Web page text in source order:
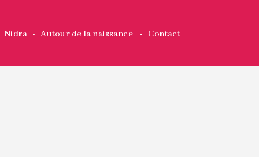
Nidra• Autour de la naissance• Contact